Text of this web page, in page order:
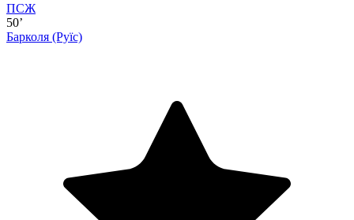
ПСЖ
50’
Барколя (Руїс)